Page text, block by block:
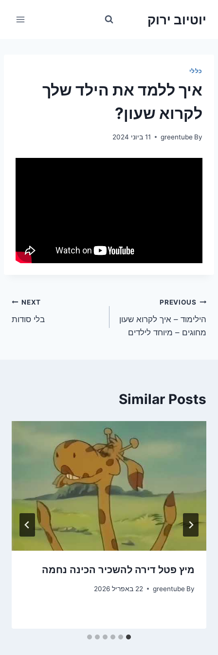
יוטיוב ירוק
כללי
איך ללמד את הילד שלך
לקרוא שעון?
By
greentube 11 ביוני 2024
ניווט
PREVIOUS
הילימוד – איך לקרוא שעון
מחוגים – מיוחד לילדים
NEXT
בלי סודות
Similar Posts
מיץ פטל דירה להשכיר הכינה נחמה
By
greentube 22 באפריל 2026